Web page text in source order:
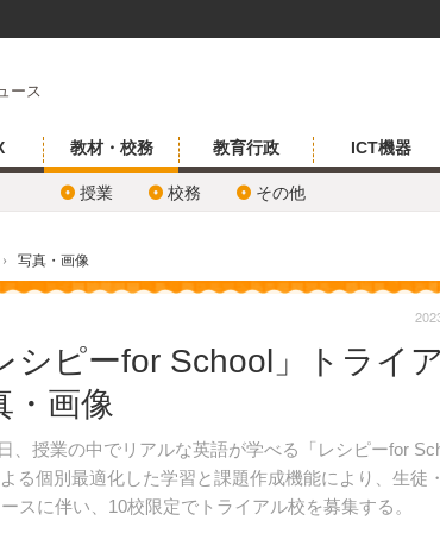
ース
教材・校務
授業 校務 その他
教育行政 ICT機器
› 写真・画像
シピーfor School」トライ
・画像
、授業の中でリアルな英語が学べる「レシピーfor
る個別最適化した学習と課題作成機能により、生徒
スに伴い、10校限定でトライアル校を募集する。